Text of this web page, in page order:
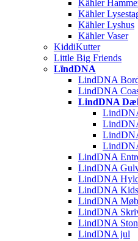
Kähler
Kähler
Kähler Lyshus
Kähler Vaser
KiddiKutter
Little Big Friends
LïndDNA
LindDNA
LindDNA
LindDNA
LindDNA
LindDNA
LindDNA
LindDNA Kids
LindDNA
LindDNA
LindDNA
LindDNA jul